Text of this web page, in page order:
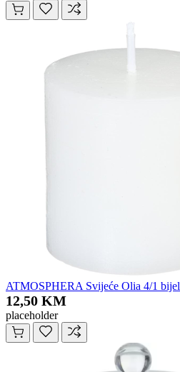
ATMOSPHERA Svijeće Olia 4/1
12,50 KM
placeholder